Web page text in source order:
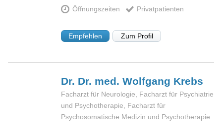
Öffnungszeiten Privatpatienten
Empfehlen Zum Profil
Dr. Dr. med. Wolfgang Krebs
Facharzt für Neurologie, Facharzt für Psychiatrie
und Psychotherapie, Facharzt für
Psychosomatische Medizin und Psychotherapie